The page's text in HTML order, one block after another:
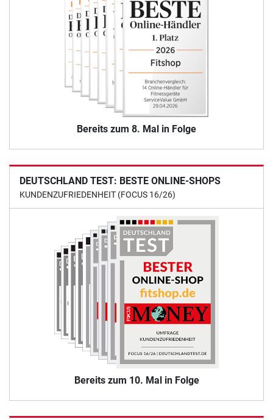
Bereits zum 8. Mal in Folge
DEUTSCHLAND TEST: BESTE ONLINE-SHOPS
KUNDENZUFRIEDENHEIT (FOCUS 16/26)
Bereits zum 10. Mal in Folge